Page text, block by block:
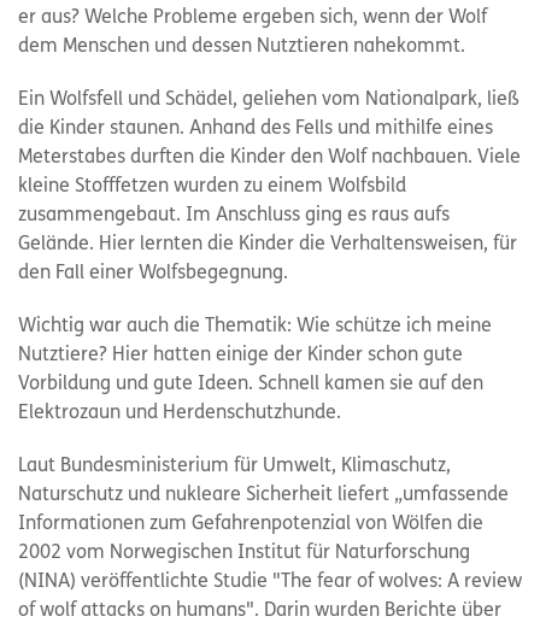
er aus? Welche Probleme ergeben sich, wenn der Wolf
dem Menschen und dessen Nutztieren nahekommt.
Ein Wolfsfell und Schädel, geliehen vom Nationalpark, ließ
die Kinder staunen. Anhand des Fells und mithilfe eines
Meterstabes durften die Kinder den Wolf nachbauen. Viele
kleine Stofffetzen wurden zu einem Wolfsbild
zusammengebaut. Im Anschluss ging es raus aufs
Gelände. Hier lernten die Kinder die Verhaltensweisen, für
den Fall einer Wolfsbegegnung.
Wichtig war auch die Thematik: Wie schütze ich meine
Nutztiere? Hier hatten einige der Kinder schon gute
Vorbildung und gute Ideen. Schnell kamen sie auf den
Elektrozaun und Herdenschutzhunde.
Laut Bundesministerium für Umwelt, Klimaschutz,
Naturschutz und nukleare Sicherheit liefert „umfassende
Informationen zum Gefahrenpotenzial von Wölfen die
2002 vom Norwegischen Institut für Naturforschung
(NINA) veröffentlichte Studie "The fear of wolves: A review
of wolf attacks on humans". Darin wurden Berichte über